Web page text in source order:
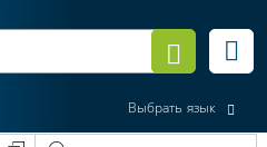
Выбрать язык